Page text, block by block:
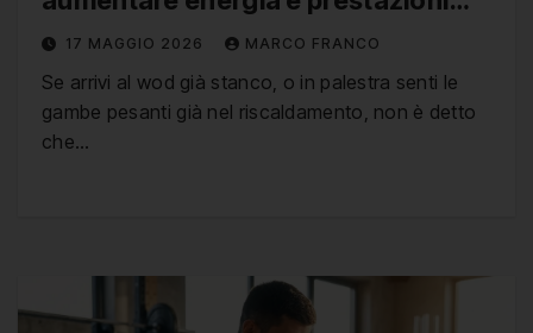
sportive
17 MAGGIO 2026 MARCO FRANCO
Se arrivi al wod già stanco, o in palestra senti le
gambe pesanti già nel riscaldamento, non è detto
che…